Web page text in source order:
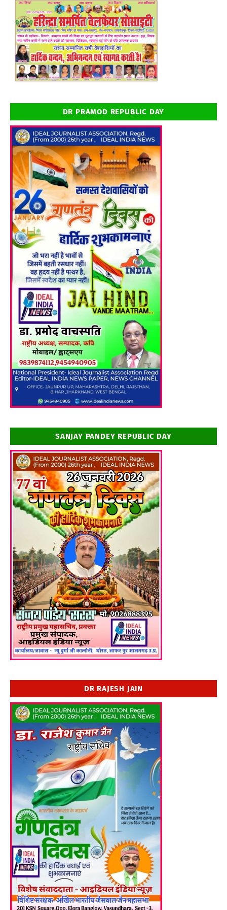
DR PRAMOD REPUBLIC DAY
SANJAY PANDEY REPUBLIC DAY
DR RAJESH JAIN